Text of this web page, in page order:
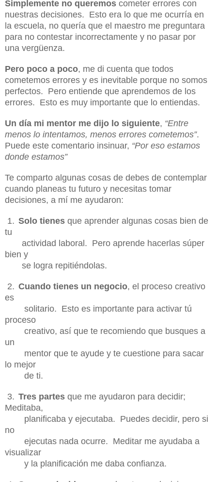
Simplemente no queremos cometer errores con
nuestras decisiones. Esto era lo que me ocurría en
la escuela, no quería que el maestro me preguntara
para no contestar incorrectamente y no pasar por
una vergüenza.
Pero poco a poco, me di cuenta que todos
cometemos errores y es inevitable porque no somos
perfectos. Pero entiende que aprendemos de los
errores. Esto es muy importante que lo entiendas.
Un día mi mentor me dijo lo siguiente, “Entre
menos lo intentamos, menos errores cometemos”.
Puede este comentario insinuar, “Por eso estamos
donde estamos”
Te comparto algunas cosas de debes de contemplar
cuando planeas tu futuro y necesitas tomar
decisiones, a mí me ayudaron:
1. Solo tienes que aprender algunas cosas bien de
tu
actividad laboral. Pero aprende hacerlas súper
bien y
se logra repitiéndolas.
2. Cuando tienes un negocio, el proceso creativo
es
solitario. Esto es importante para activar tú
proceso
creativo, así que te recomiendo que busques a
un
mentor que te ayude y te cuestione para sacar
lo mejor
de ti.
3. Tres partes que me ayudaron para decidir;
Meditaba,
planificaba y ejecutaba. Puedes decidir, pero si
no
ejecutas nada ocurre. Meditar me ayudaba a
visualizar
y la planificación me daba confianza.